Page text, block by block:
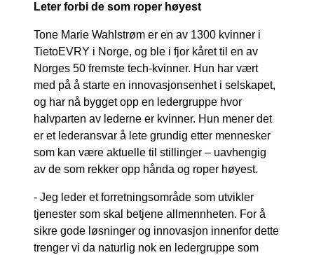
Leter forbi de som roper høyest
Tone Marie Wahlstrøm er en av 1300 kvinner i
TietoEVRY i Norge, og ble i fjor kåret til en av
Norges 50 fremste tech-kvinner. Hun har vært
med på å starte en innovasjonsenhet i selskapet,
og har nå bygget opp en ledergruppe hvor
halvparten av lederne er kvinner. Hun mener det
er et lederansvar å lete grundig etter mennesker
som kan være aktuelle til stillinger – uavhengig
av de som rekker opp hånda og roper høyest.
- Jeg leder et forretningsområde som utvikler
tjenester som skal betjene allmennheten. For å
sikre gode løsninger og innovasjon innenfor dette
trenger vi da naturlig nok en ledergruppe som